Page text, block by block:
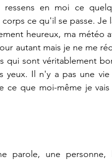
en moi ce
heureux, ma météo
autant mais je ne me
qui sont véritablement
yeux. Il n'y a pas une
ce que moi-même je
parole, une